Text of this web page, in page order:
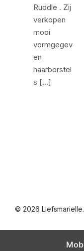
Ruddle . Zij
verkopen
mooi
vormgegev
en
haarborstel
s […]
© 2026